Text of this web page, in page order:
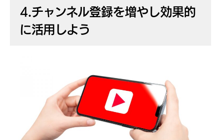
4.チャンネル登録を増やし効果的
に活用しよう